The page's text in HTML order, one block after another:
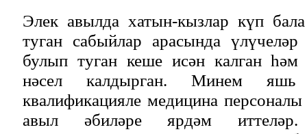
Элек авылда хатын-кызлар күп
туган сабыйлар арасында
булып туган кеше исән калган
нәсел калдырган. Минем яшь
квалификацияле медицина
авыл әбиләре ярдәм